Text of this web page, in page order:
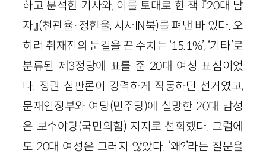
하고 분석한 기사와, 이를 토대로 한 책 『20대 남
자』(천관율·정한울, 시사IN북)를 펴낸 바 있다. 오
히려 취재진의 눈길을 끈 수치는 ‘15.1%’, ‘기타’로
분류된 제3정당에 표를 준 20대 여성 표심이었
다. 정권 심판론이 강력하게 작동하던 선거였고,
문재인정부와 여당(민주당)에 실망한 20대 남성
은 보수야당(국민의힘) 지지로 선회했다. 그럼에
도 20대 여성은 그러지 않았다. ‘왜?’라는 질문을